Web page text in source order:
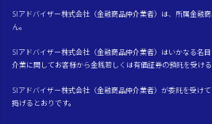
SIアドバイザー株式会社（金融商品仲介業者）は、所属金融
ん。
SIアドバイザー株式会社（金融商品仲介業者）はいかなる名
介業に関してお客様から金銭若しくは有価証券の預託を受ける
SIアドバイザー株式会社（金融商品仲介業者）が委託を受け
掲げるとおりです。